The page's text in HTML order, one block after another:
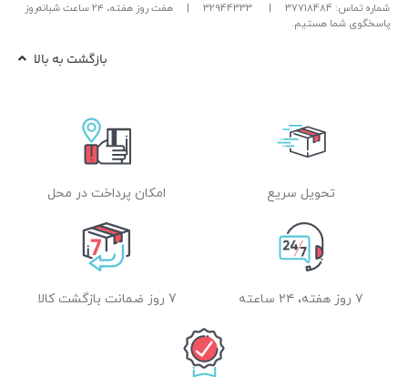
شماره تماس: 37718484 |
32944333
|
هفت روز هفته، ۲۴ ساعت شبانه‌روز
پاسخگوی شما هستیم.
بازگشت به بالا
تحویل سریع امکان پرداخت در محل
۷ روز هفته، ۲۴ ساعته 7 روز ضمانت بازگشت کالا